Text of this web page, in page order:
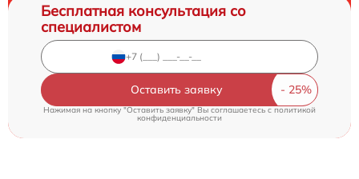
Бесплатная консультация со
специалистом
Оставить заявку
Нажимая на кнопку "Оставить заявку" Вы соглашаетесь cполитикой
конфиденциальности